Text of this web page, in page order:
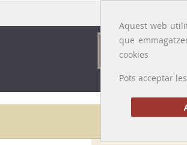
Aquest web
que
cookies
Pots acceptar les
Galeria de